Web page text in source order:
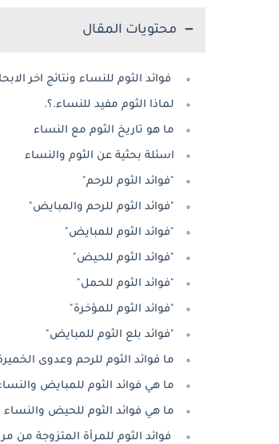
محتويات المقال
فوائد الثوم للنساء ونتائج اخر
لماذا الثوم مفيد للنساء.؟.
ما هو تاريخ الثوم مع النساء
اسئلة بحثية عن الثوم والنساء
"فوائد الثوم للرحم"
"فوائد الثوم للرحم والمبايض"
"فوائد الثوم للمبايض"
"فوائد الثوم للحيض"
"فوائد الثوم للحمل"
"فوائد الثوم للمؤخرة"
"فوائد بلع الثوم للمبايض"
ما فوائد الثوم للرحم وعدوى
ما هي فوائد الثوم للمبايض
ما هي فوائد الثوم للحيض والنساء
فوائد الثوم للمرأة المتزوجة من